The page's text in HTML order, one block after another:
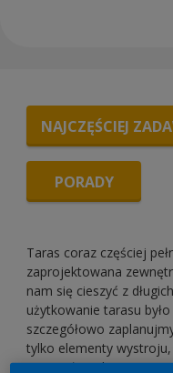
NAJCZĘŚCIEJ
PORADY
Taras coraz częściej
zaprojektowana
nam się cieszyć z
użytkowanie tarasu
szczegółowo
tylko elementy
materiały